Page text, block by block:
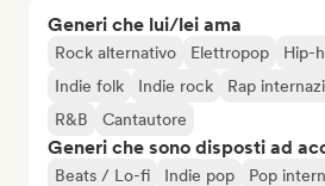
Generi che lui/lei ama
Rock alternativo Elettropop Hip-
Indie folk
Indie rock Rap
R&B
Cantautore
Generi che sono disposti ad
Beats / Lo-fi Indie pop
Pop